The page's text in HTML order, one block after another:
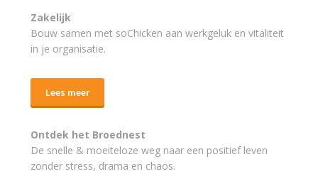
Zakelijk
Bouw samen met soChicken aan werkgeluk en vitaliteit
in je organisatie.
Lees meer
Ontdek het Broednest
De snelle & moeiteloze weg naar een positief leven
zonder stress, drama en chaos.